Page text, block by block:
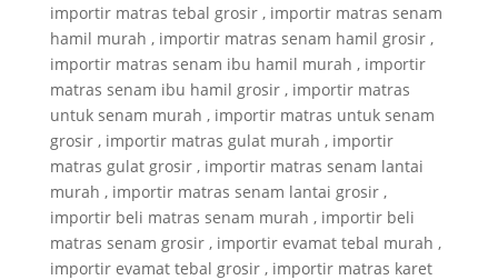
importir matras tebal grosir , importir matras senam
hamil murah , importir matras senam hamil grosir ,
importir matras senam ibu hamil murah , importir
matras senam ibu hamil grosir , importir matras
untuk senam murah , importir matras untuk senam
grosir , importir matras gulat murah , importir
matras gulat grosir , importir matras senam lantai
murah , importir matras senam lantai grosir ,
importir beli matras senam murah , importir beli
matras senam grosir , importir evamat tebal murah ,
importir evamat tebal grosir , importir matras karet